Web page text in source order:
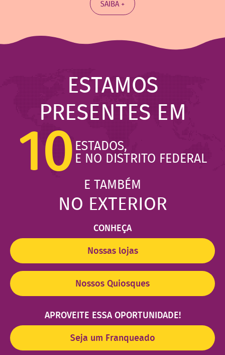
SAIBA +
CONHEÇA
Nossas lojas
ESTAMOS
PRESENTES EM
10 ESTADOS,
E NO DISTRITO FEDERAL
E TAMBÉM
NO EXTERIOR
Nossos Quiosques
APROVEITE ESSA OPORTUNIDADE!
Seja um Franqueado